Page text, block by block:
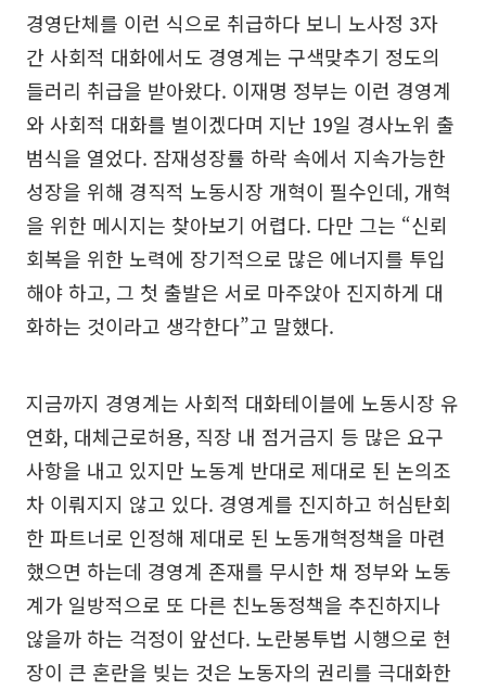
경영단체를 이런 식으로 취급하다 보니 노사정 3자
간 사회적 대화에서도 경영계는 구색맞추기 정도의
들러리 취급을 받아왔다. 이재명 정부는 이런 경영계
와 사회적 대화를 벌이겠다며 지난 19일 경사노위 출
범식을 열었다. 잠재성장률 하락 속에서 지속가능한
성장을 위해 경직적 노동시장 개혁이 필수인데, 개혁
을 위한 메시지는 찾아보기 어렵다. 다만 그는 “신뢰
회복을 위한 노력에 장기적으로 많은 에너지를 투입
해야 하고, 그 첫 출발은 서로 마주앉아 진지하게 대
화하는 것이라고 생각한다”고 말했다.
지금까지 경영계는 사회적 대화테이블에 노동시장 유
연화, 대체근로허용, 직장 내 점거금지 등 많은 요구
사항을 내고 있지만 노동계 반대로 제대로 된 논의조
차 이뤄지지 않고 있다. 경영계를 진지하고 허심탄회
한 파트너로 인정해 제대로 된 노동개혁정책을 마련
했으면 하는데 경영계 존재를 무시한 채 정부와 노동
계가 일방적으로 또 다른 친노동정책을 추진하지나
않을까 하는 걱정이 앞선다. 노란봉투법 시행으로 현
장이 큰 혼란을 빚는 것은 노동자의 권리를 극대화한